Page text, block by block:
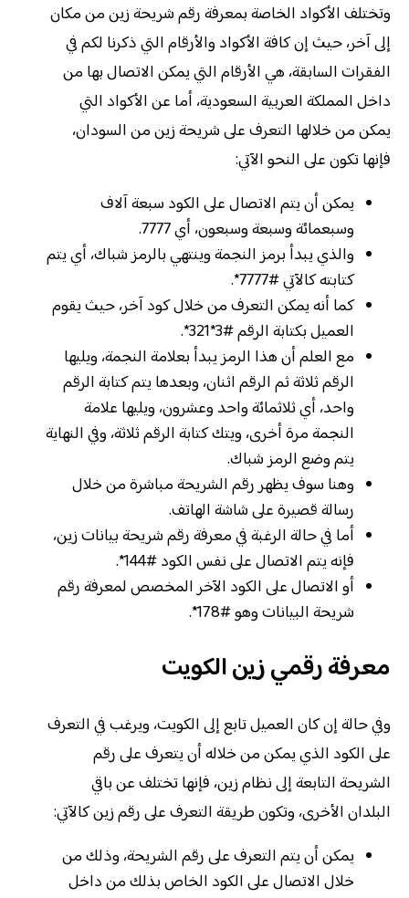
وتختلف الأكواد الخاصة بمعرفة رقم شريحة زين من مكان
إلى آخر، حيث إن كافة الأكواد والأرقام التي ذكرنا لكم في
الفقرات السابقة، هي الأرقام التي يمكن الاتصال بها من
داخل المملكة العربية السعودية، أما عن الأكواد التي
يمكن من خلالها التعرف على شريحة زين من السودان،
فإنها تكون على النحو الآتي:
يمكن أن يتم الاتصال على الكود سبعة آلاف
وسبعمائة وسبعة وسبعون، أي 7777.
والذي يبدأ برمز النجمة وينتهي بالرمز شباك، أي يتم
كتابته كالآتي #7777*.
كما أنه يمكن التعرف من خلال كود آخر، حيث يقوم
العميل بكتابة الرقم #3*321*.
مع العلم أن هذا الرمز يبدأ بعلامة النجمة، ويليها
الرقم ثلاثة ثم الرقم اثنان، وبعدها يتم كتابة الرقم
واحد، أي ثلاثمائة واحد وعشرون، ويليها علامة
النجمة مرة أخرى، ويتك كتابة الرقم ثلاثة، وفي النهاية
يتم وضع الرمز شباك.
وهنا سوف يظهر رقم الشريحة مباشرة من خلال
رسالة قصيرة على شاشة الهاتف.
أما في حالة الرغبة في معرفة رقم شريحة بيانات زين،
فإنه يتم الاتصال على نفس الكود #144*.
أو الاتصال على الكود الآخر المخصص لمعرفة رقم
شريحة البيانات وهو #178*.
معرفة رقمي زين الكويت
وفي حالة إن كان العميل تابع إلى الكويت، ويرغب في التعرف
على الكود الذي يمكن من خلاله أن يتعرف على رقم
الشريحة التابعة إلى نظام زين، فإنها تختلف عن باقي
البلدان الأخرى، وتكون طريقة التعرف على رقم زين كالآتي:
يمكن أن يتم التعرف على رقم الشريحة، وذلك من
خلال الاتصال على الكود الخاص بذلك من داخل